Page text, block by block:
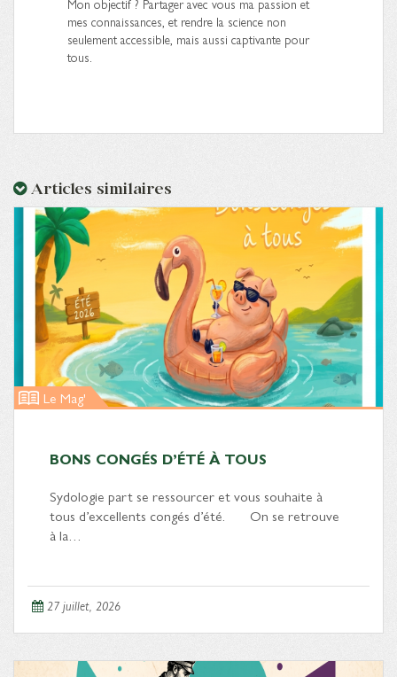
Mon objectif ? Partager avec vous ma passion et
mes connaissances, et rendre la science non
seulement accessible, mais aussi captivante pour
tous.
Articles similaires
Le Mag'
BONS CONGÉS D’ÉTÉ À TOUS
Sydologie part se ressourcer et vous souhaite à
tous d’excellents congés d’été. On se retrouve
à la…
27 juillet, 2026